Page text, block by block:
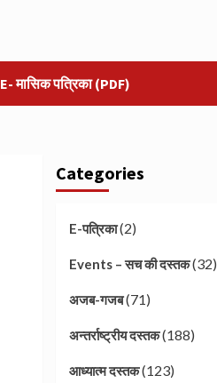
E- मासिक पत्रिका (PDF)
Categories
E-पत्रिका(2)
Events – सच की दस्तक(32)
अजब-गजब(71)
अन्तर्राष्ट्रीय दस्तक(188)
आध्यात्म दस्तक(123)